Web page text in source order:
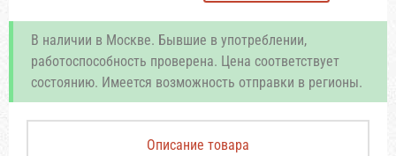
В наличии в Москве. Бывшие в употреблении,
работоспособность проверена. Цена соответствует
состоянию. Имеется возможность отправки в регионы.
Описание товара